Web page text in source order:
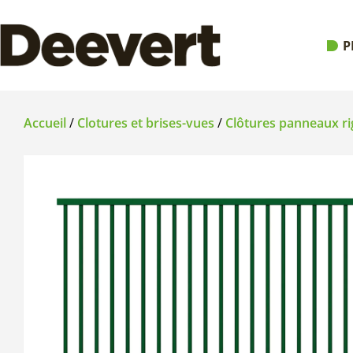
Accueil/ Clotures et brises-vues / Clôtures panneaux